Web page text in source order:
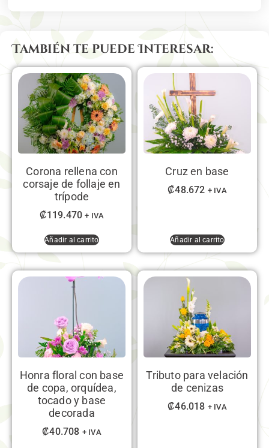
También te puede Interesar:
Corona rellena con
corsaje de follaje en
trípode
₡119.470 + IVA
Añadir al carrito
Cruz en base
₡48.672 + IVA
Añadir al carrito
Honra floral con base
de copa, orquídea,
tocado y base
decorada
₡40.708 + IVA
Tributo para velación
de cenizas
₡46.018 + IVA